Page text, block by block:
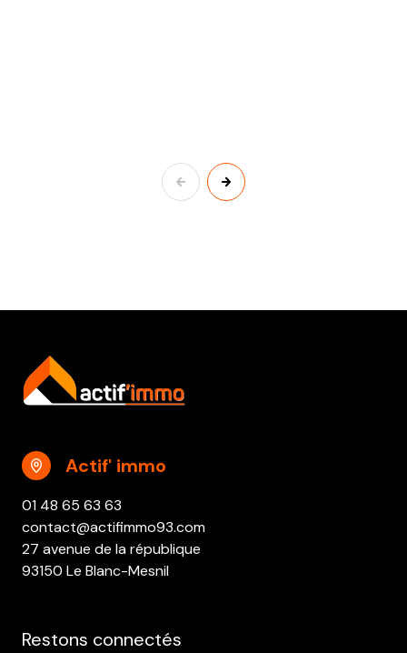
Actif' immo
01 48 65 63 63
contact@actifimmo93.com
27 avenue de la république
93150 Le Blanc-Mesnil
Restons connectés